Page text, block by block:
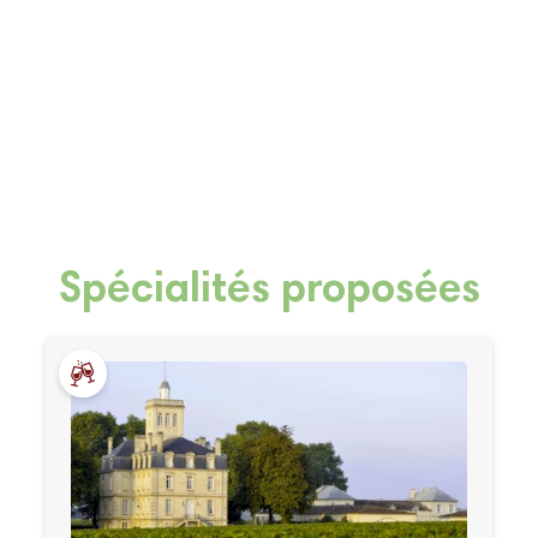
Spécialités proposées